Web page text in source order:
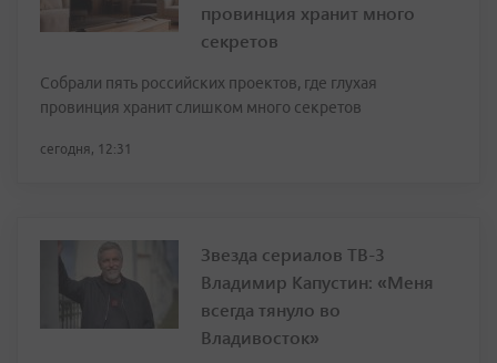
провинция хранит много
секретов
Собрали пять российских проектов, где глухая
провинция хранит слишком много секретов
сегодня, 12:31
Звезда сериалов ТВ-3
Владимир Капустин: «Меня
всегда тянуло во
Владивосток»